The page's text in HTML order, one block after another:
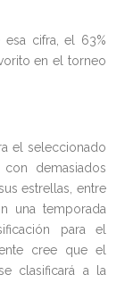
esa cifra, el 63%
en el torneo
el seleccionado
demasiados
estrellas, entre
una temporada
para el
cree que el
clasificará a la